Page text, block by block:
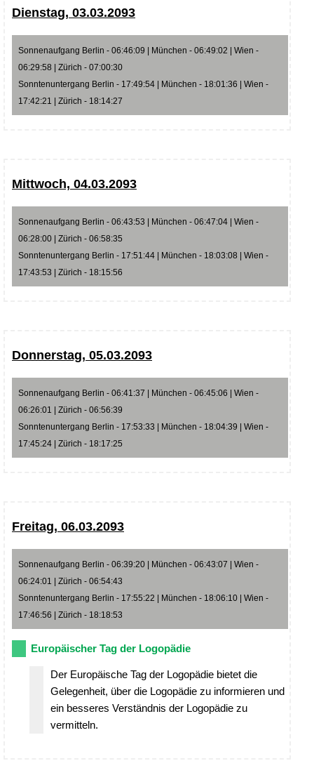
Dienstag, 03.03.2093
Sonnenaufgang Berlin - 06:46:09 | München - 06:49:02 | Wien -
06:29:58 | Zürich - 07:00:30
Sonntenuntergang Berlin - 17:49:54 | München - 18:01:36 | Wien -
17:42:21 | Zürich - 18:14:27
Mittwoch, 04.03.2093
Sonnenaufgang Berlin - 06:43:53 | München - 06:47:04 | Wien -
06:28:00 | Zürich - 06:58:35
Sonntenuntergang Berlin - 17:51:44 | München - 18:03:08 | Wien -
17:43:53 | Zürich - 18:15:56
Donnerstag, 05.03.2093
Sonnenaufgang Berlin - 06:41:37 | München - 06:45:06 | Wien -
06:26:01 | Zürich - 06:56:39
Sonntenuntergang Berlin - 17:53:33 | München - 18:04:39 | Wien -
17:45:24 | Zürich - 18:17:25
Freitag, 06.03.2093
Sonnenaufgang Berlin - 06:39:20 | München - 06:43:07 | Wien -
06:24:01 | Zürich - 06:54:43
Sonntenuntergang Berlin - 17:55:22 | München - 18:06:10 | Wien -
17:46:56 | Zürich - 18:18:53
Europäischer Tag der Logopädie
Der Europäische Tag der Logopädie bietet die
Gelegenheit, über die Logopädie zu informieren und
ein besseres Verständnis der Logopädie zu
vermitteln.